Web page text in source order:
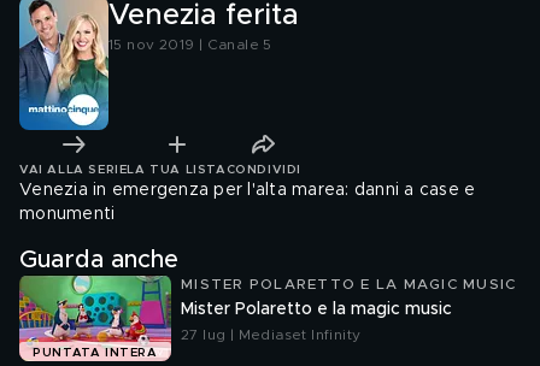
Venezia ferita
15 nov 2019 | Canale 5
VAI ALLA SERIE LA TUA LISTA CONDIVIDI
Venezia in emergenza per l'alta marea: danni a case e
monumenti
Guarda anche
PUNTATA INTERA
MISTER POLARETTO E LA MAGIC MUSIC
Mister Polaretto e la magic music
27 lug | Mediaset Infinity